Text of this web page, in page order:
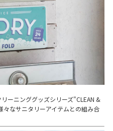
ーニンググッズシリーズ"CLEAN &
々なサニタリーアイテムとの組み合